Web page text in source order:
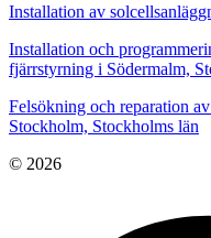
Installation av
Installation och
fjärrstyrning i Södermalm,
Felsökning och reparation
Stockholm, Stockholms län
© 2026